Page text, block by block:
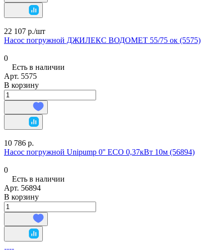
22 107 р./шт
Насос погружной ДЖИЛЕКС ВОДОМЕТ 55/75 ок (5575)
0
Есть в наличии
Арт. 5575
В корзину
10 786 р.
Насос погружной Unipump 0'' ECO 0,37кВт 10м (56894)
0
Есть в наличии
Арт. 56894
В корзину